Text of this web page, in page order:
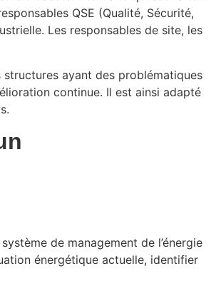
QSE (Qualité, Sécurité,
Les responsables de site, les
ayant des problématiques
continue. Il est ainsi adapté
de management de l’énergie
énergétique actuelle, identifier